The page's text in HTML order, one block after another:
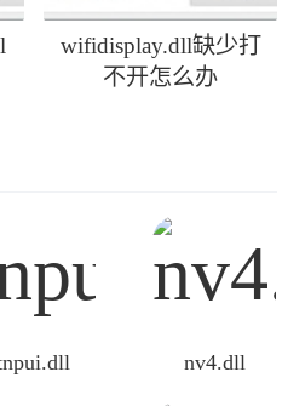
wifidisplay.dll缺少打
不开怎么办
nv4.dll